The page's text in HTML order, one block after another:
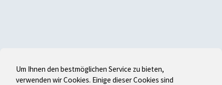
Um Ihnen den bestmöglichen Service zu bieten,
verwenden wir Cookies. Einige dieser Cookies sind